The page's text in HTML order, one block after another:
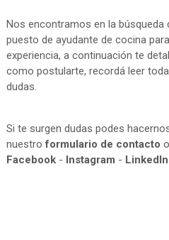
Nos encontramos en la búsqueda
puesto de ayudante de cocina
experiencia, a continuación te
como postularte, recordá leer
dudas.
Si te surgen dudas podes
nuestroformulario de contacto
Facebook- Instagram - LinkedIn